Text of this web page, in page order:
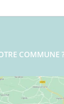
COMMUNE